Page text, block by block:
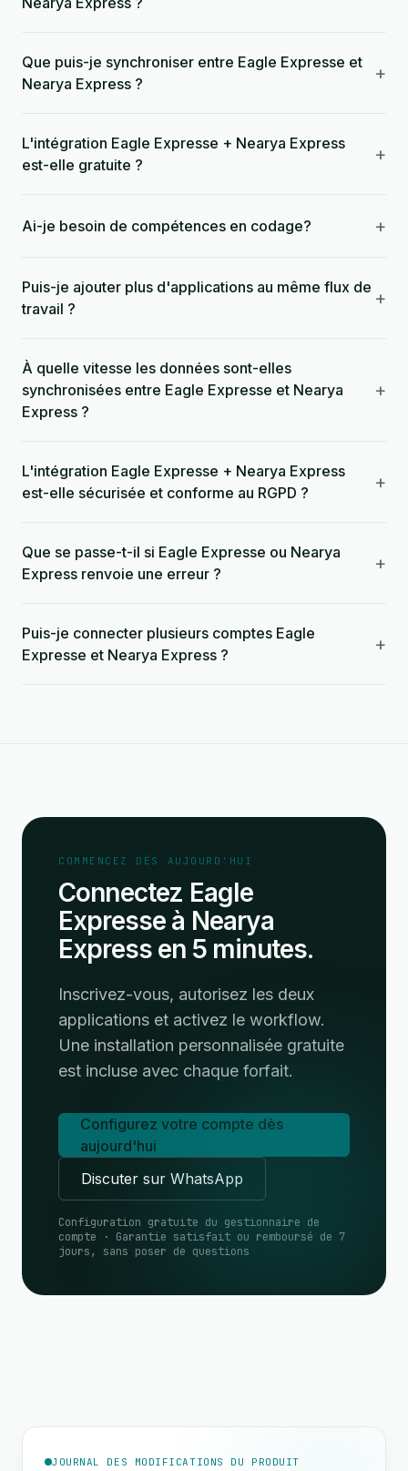
Que puis-je synchroniser entre Eagle Expresse et
Nearya Express ?
+
L'intégration Eagle Expresse + Nearya Express
est-elle gratuite ?
+
Ai-je besoin de compétences en codage? +
Puis-je ajouter plus d'applications au même flux de
travail ?
+
À quelle vitesse les données sont-elles
synchronisées entre Eagle Expresse et Nearya
Express ?
+
L'intégration Eagle Expresse + Nearya Express
est-elle sécurisée et conforme au RGPD ?
+
Que se passe-t-il si Eagle Expresse ou Nearya
Express renvoie une erreur ?
+
Puis-je connecter plusieurs comptes Eagle
Expresse et Nearya Express ?
+
COMMENCEZ DÈS AUJOURD'HUI
Connectez Eagle
Expresse à Nearya
Express en 5 minutes.
Inscrivez-vous, autorisez les deux
applications et activez le workflow.
Une installation personnalisée gratuite
est incluse avec chaque forfait.
Configurez votre compte dès
aujourd'hui
Discuter sur WhatsApp
Configuration gratuite du gestionnaire de
compte · Garantie satisfait ou remboursé de 7
jours, sans poser de questions
JOURNAL DES MODIFICATIONS DU PRODUIT